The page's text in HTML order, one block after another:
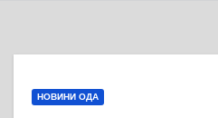
НОВИНИ ОДА